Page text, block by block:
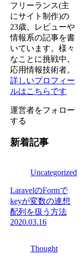
フリーランス(主
にサイト制作)の
23歳。レビューや
情報系の記事を書
いています。様々
なことに挑戦中。
応用情報技術者。
詳しいプロフィー
ルはこちらです
運営者をフォロー
する
新着記事
Uncategorized
LaravelのFormで
keyが変数の連想
配列を扱う方法
2020.03.16
Thought